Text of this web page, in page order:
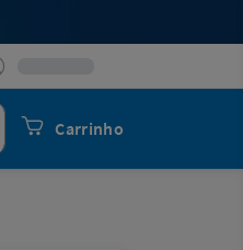
Carrinho
Procurar